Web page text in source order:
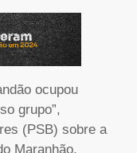
ocupou
grupo”,
(PSB) sobre a
Maranhão,